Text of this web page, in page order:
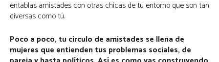
entablas amistades con otras chicas de tu entorno que son tan
diversas como tú.
Poco a poco, tu círculo de amistades se llena de
mujeres que entienden tus problemas sociales, de